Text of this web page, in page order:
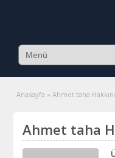
Anasayfa » Ahmet taha
Ahmet taha